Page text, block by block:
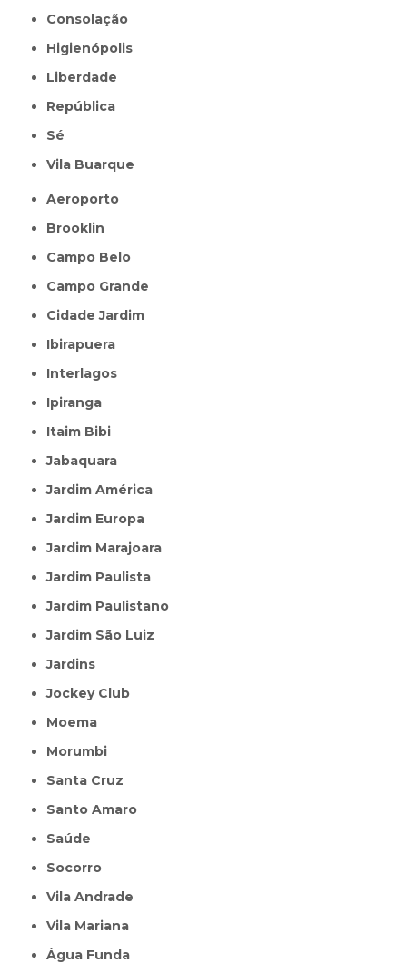
Consolação
Higienópolis
Liberdade
República
Sé
Vila Buarque
Aeroporto
Brooklin
Campo Belo
Campo Grande
Cidade Jardim
Ibirapuera
Interlagos
Ipiranga
Itaim Bibi
Jabaquara
Jardim América
Jardim Europa
Jardim Marajoara
Jardim Paulista
Jardim Paulistano
Jardim São Luiz
Jardins
Jockey Club
Moema
Morumbi
Santa Cruz
Santo Amaro
Saúde
Socorro
Vila Andrade
Vila Mariana
Água Funda